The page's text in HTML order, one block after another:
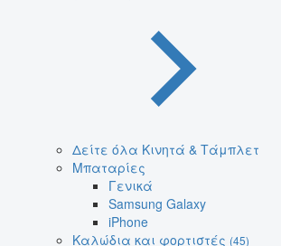
Δείτε όλα Κινητά & Τάμπλετ
Μπαταρίες
Γενικά
Samsung Galaxy
iPhone
Καλώδια και φορτιστές (45)